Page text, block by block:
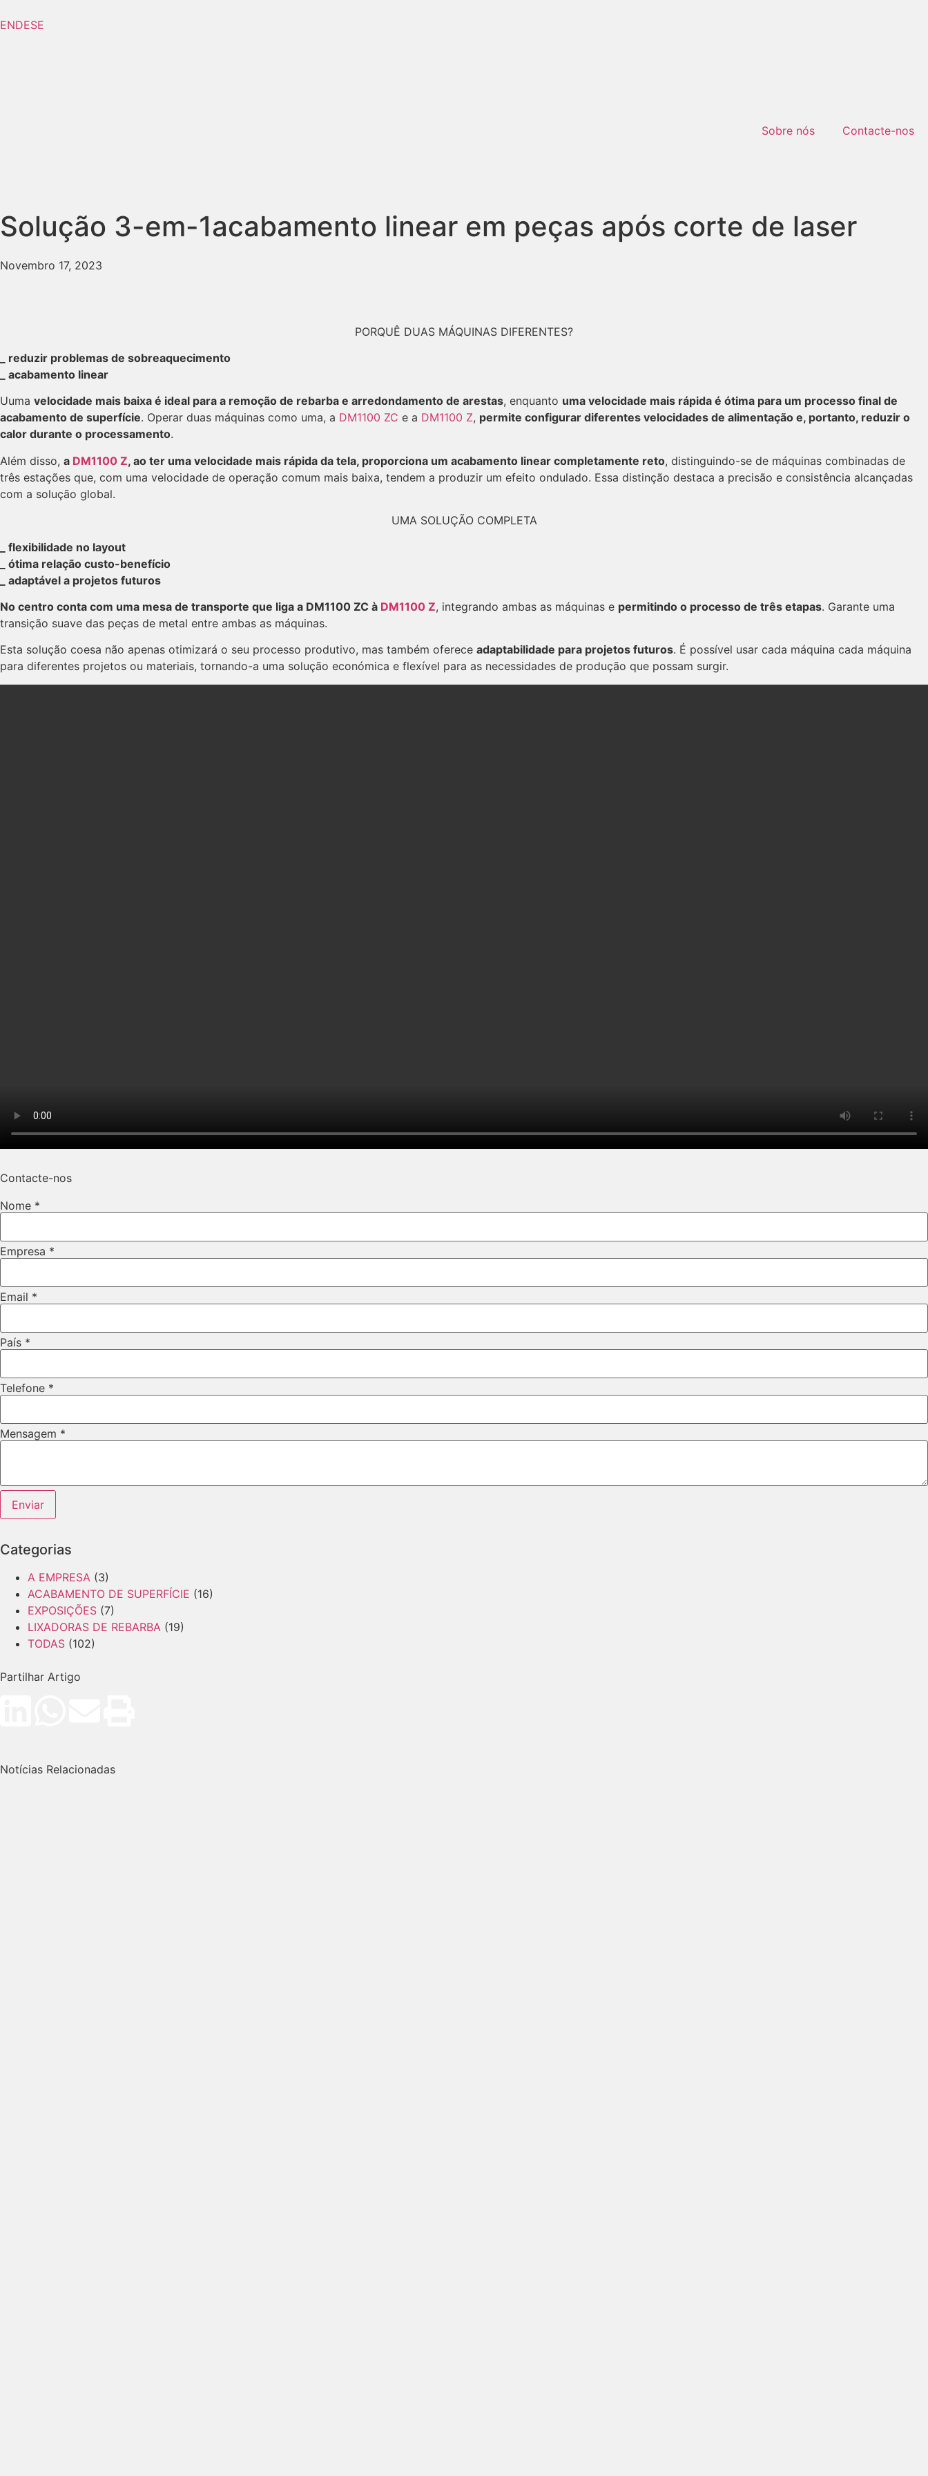
ENDESE
Sobre nós Contacte-nos
Solução 3-em-1acabamento linear em peças após corte de laser
Novembro 17, 2023
PORQUÊ DUAS MÁQUINAS DIFERENTES?
_ reduzir problemas de sobreaquecimento
_ acabamento linear
Uuma velocidade mais baixa é ideal para a remoção de rebarba e arredondamento de arestas, enquanto uma velocidade mais rápida é ótima para um processo final de
acabamento de superfície. Operar duas máquinas como uma, a DM1100 ZC e a DM1100 Z, permite configurar diferentes velocidades de alimentação e, portanto, reduzir o
calor durante o processamento.
Além disso, a DM1100 Z, ao ter uma velocidade mais rápida da tela, proporciona um acabamento linear completamente reto, distinguindo-se de máquinas combinadas de
três estações que, com uma velocidade de operação comum mais baixa, tendem a produzir um efeito ondulado. Essa distinção destaca a precisão e consistência alcançadas
com a solução global.
UMA SOLUÇÃO COMPLETA
_ flexibilidade no layout
_ ótima relação custo-benefício
_ adaptável a projetos futuros
No centro conta com uma mesa de transporte que liga a DM1100 ZC à DM1100 Z, integrando ambas as máquinas e permitindo o processo de três etapas. Garante uma
transição suave das peças de metal entre ambas as máquinas.
Esta solução coesa não apenas otimizará o seu processo produtivo, mas também oferece adaptabilidade para projetos futuros. É possível usar cada máquina cada máquina
para diferentes projetos ou materiais, tornando-a uma solução económica e flexível para as necessidades de produção que possam surgir.
Contacte-nos
Nome *
Empresa *
Email *
País *
Telefone *
Mensagem *
Layout
Nome
Layout
Enviar
Categorias
A EMPRESA (3)
ACABAMENTO DE SUPERFÍCIE (16)
EXPOSIÇÕES (7)
LIXADORAS DE REBARBA (19)
TODAS (102)
Partilhar Artigo
Notícias Relacionadas